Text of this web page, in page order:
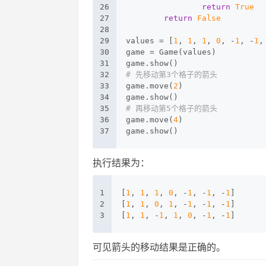
26
27
28
29
30
31
32
33
34
35
36
37
return True
return
False
values = [ 1 , 1 , 1 , 0 , - 1 , - 1 ,
game = Game(values)
game.show()
# 先移动第3个格子的箭头
game.move( 2 )
game.show()
# 再移动第5个格子的箭头
game.move( 4 )
game.show()
执行结果为：
1
2
3
1 , 1 , 1 , 0 , - 1 , - 1 , - 1
1 , 1 , 0 , 1 , - 1 , - 1 , - 1
1 , 1 , - 1 , 1 , 0 , - 1 , - 1
可见箭头的移动结果是正确的。